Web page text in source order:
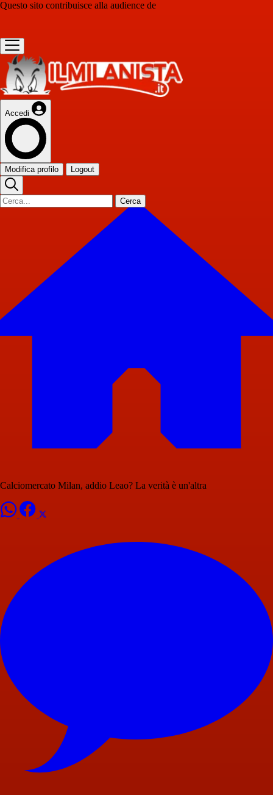
Questo sito contribuisce alla audience de
Accedi
Modifica profilo Logout
Cerca
Calciomercato Milan, addio Leao? La verità è un'altra